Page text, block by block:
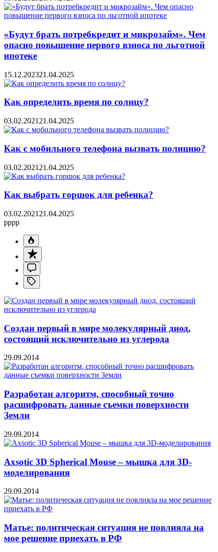
«Будут брать потребкредит и микрозайм». Чем
опасно повышение первого взноса по льготной
ипотеке
15.12.202321.04.2025
Как определить время по солнцу?
03.02.2021 21.04.2025
Как с мобильного телефона вызвать полицию?
03.02.2021 21.04.2025
Как выбрать горшок для ребенка?
03.02.2021 21.04.2025
pppp
Создан первый в мире молекулярный диод,
состоящий исключительно из углерода
29.09.2014
Разработан алгоритм, способный точно
расшифровать данные съемки поверхности
Земли
29.09.2014
Axsotic 3D Spherical Mouse – мышка для 3D-
моделирования
29.09.2014
Матье: политическая ситуация не повлияла на
мое решение приехать в РФ